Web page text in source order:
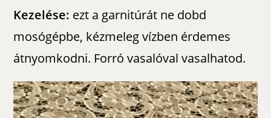
Kezelése: ezt a garnitúrát ne dobd
mosógépbe, kézmeleg vízben érdemes
átnyomkodni. Forró vasalóval vasalhatod.